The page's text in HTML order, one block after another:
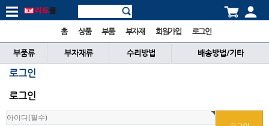
홈 상품 부품 부자재 회원가입 로그인
부품류 부자재류 수리방법 배송방법/기타
로그인
로그인